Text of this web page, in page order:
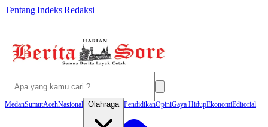
Tentang|Indeks|Redaksi
MedanSumutAcehNasional Olahraga PendidikanOpiniGaya HidupEkonomiEditorial